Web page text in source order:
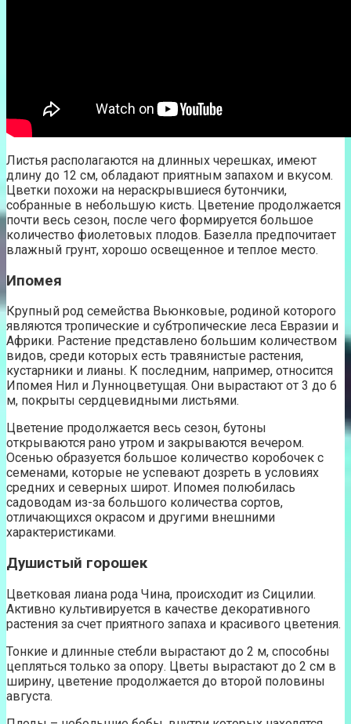
Листья располагаются на длинных черешках, имеют
длину до 12 см, обладают приятным запахом и вкусом.
Цветки похожи на нераскрывшиеся бутончики,
собранные в небольшую кисть. Цветение продолжается
почти весь сезон, после чего формируется большое
количество фиолетовых плодов. Базелла предпочитает
влажный грунт, хорошо освещенное и теплое место.
Ипомея
Крупный род семейства Вьюнковые, родиной которого
являются тропические и субтропические леса Евразии и
Африки. Растение представлено большим количеством
видов, среди которых есть травянистые растения,
кустарники и лианы. К последним, например, относится
Ипомея Нил и Лунноцветущая. Они вырастают от 3 до 6
м, покрыты сердцевидными листьями.
Цветение продолжается весь сезон, бутоны
открываются рано утром и закрываются вечером.
Осенью образуется большое количество коробочек с
семенами, которые не успевают дозреть в условиях
средних и северных широт. Ипомея полюбилась
садоводам из-за большого количества сортов,
отличающихся окрасом и другими внешними
характеристиками.
Душистый горошек
Цветковая лиана рода Чина, происходит из Сицилии.
Активно культивируется в качестве декоративного
растения за счет приятного запаха и красивого цветения.
Тонкие и длинные стебли вырастают до 2 м, способны
цепляться только за опору. Цветы вырастают до 2 см в
ширину, цветение продолжается до второй половины
августа.